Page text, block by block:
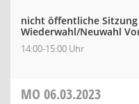
nicht öffentliche Sitzung
Wiederwahl/Neuwahl
14:00-15:00 Uhr
MO 06.03.2023